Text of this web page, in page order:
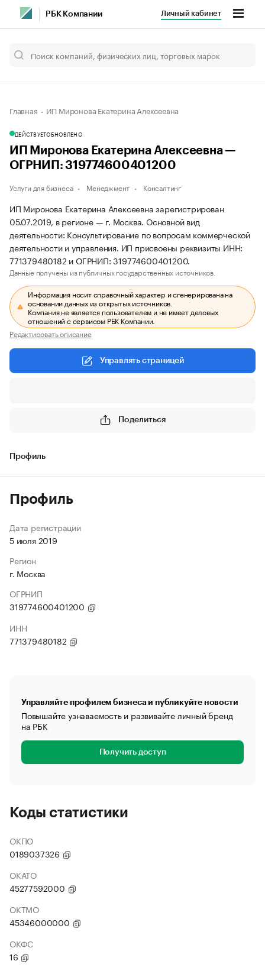
РБК Компании Личный кабинет
Главная ИП Миронова Екатерина Алексеевна
ДЕЙСТВУЕТОБНОВЛЕНО
ИП Миронова Екатерина Алексеевна —
ОГРНИП: 319774600401200
Услуги для бизнеса Менеджмент Консалтинг
ИП Миронова Екатерина Алексеевна зарегистрирован
05.07.2019, в регионе — г. Москва. Основной вид
деятельности: Консультирование по вопросам коммерческой
деятельности и управления. ИП присвоены реквизиты ИНН:
771379480182 и ОГРНИП: 319774600401200.
Данные получены из публичных государственных источников.
Информация носит справочный характер и сгенерирована на
основании данных из открытых источников.
Компания не является пользователем и не имеет деловых
отношений с сервисом РБК Компании.
Редактировать описание
Управлять страницей
Поделиться
Профиль
Профиль
Дата регистрации
5 июля 2019
Регион
г. Москва
ОГРНИП
319774600401200
ИНН
771379480182
Управляйте профилем бизнеса и публикуйте новости
Повышайте узнаваемость и развивайте личный бренд
на РБК
Получить доступ
Коды статистики
ОКПО
0189037326
ОКАТО
45277592000
ОКТМО
45346000000
ОКФС
16